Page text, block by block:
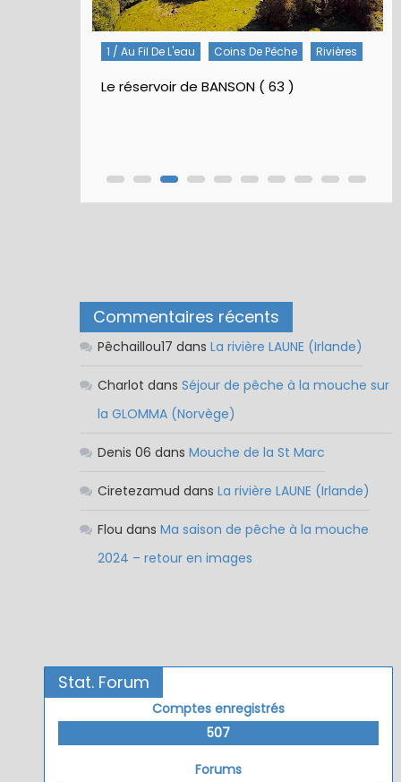
1 / Au Fil De L'eau Coins De Pêche Rivières
Le réservoir de BANSON ( 63 )
Commentaires récents
Pêchaillou17 dans La rivière LAUNE (Irlande)
Charlot dans Séjour de pêche à la mouche sur
la GLOMMA (Norvège)
Denis 06 dans Mouche de la St Marc
Ciretezamud dans La rivière LAUNE (Irlande)
Flou dans Ma saison de pêche à la mouche
2024 – retour en images
Stat. Forum
Comptes enregistrés
507
Forums